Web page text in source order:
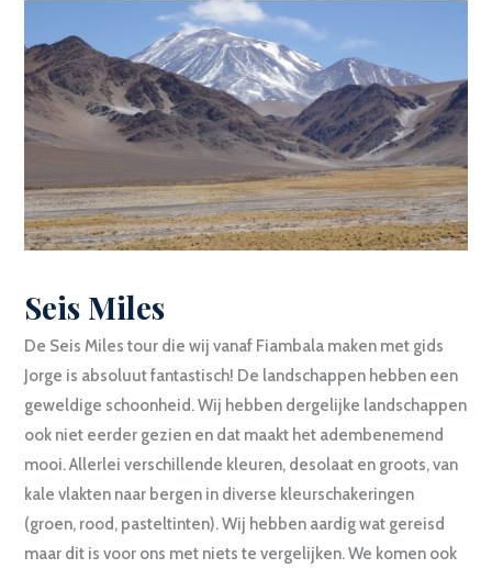
Seis Miles
De Seis Miles tour die wij vanaf Fiambala maken met gids
Jorge is absoluut fantastisch! De landschappen hebben een
geweldige schoonheid. Wij hebben dergelijke landschappen
ook niet eerder gezien en dat maakt het adembenemend
mooi. Allerlei verschillende kleuren, desolaat en groots, van
kale vlakten naar bergen in diverse kleurschakeringen
(groen, rood, pasteltinten). Wij hebben aardig wat gereisd
maar dit is voor ons met niets te vergelijken. We komen ook